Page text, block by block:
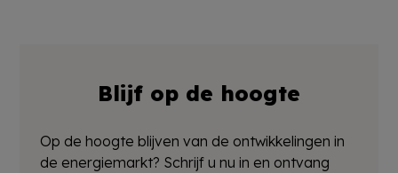
Blijf op de hoogte
Op de hoogte blijven van de ontwikkelingen in
de energiemarkt? Schrijf u nu in en ontvang